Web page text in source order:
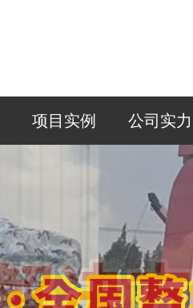
项目实例 公司实力